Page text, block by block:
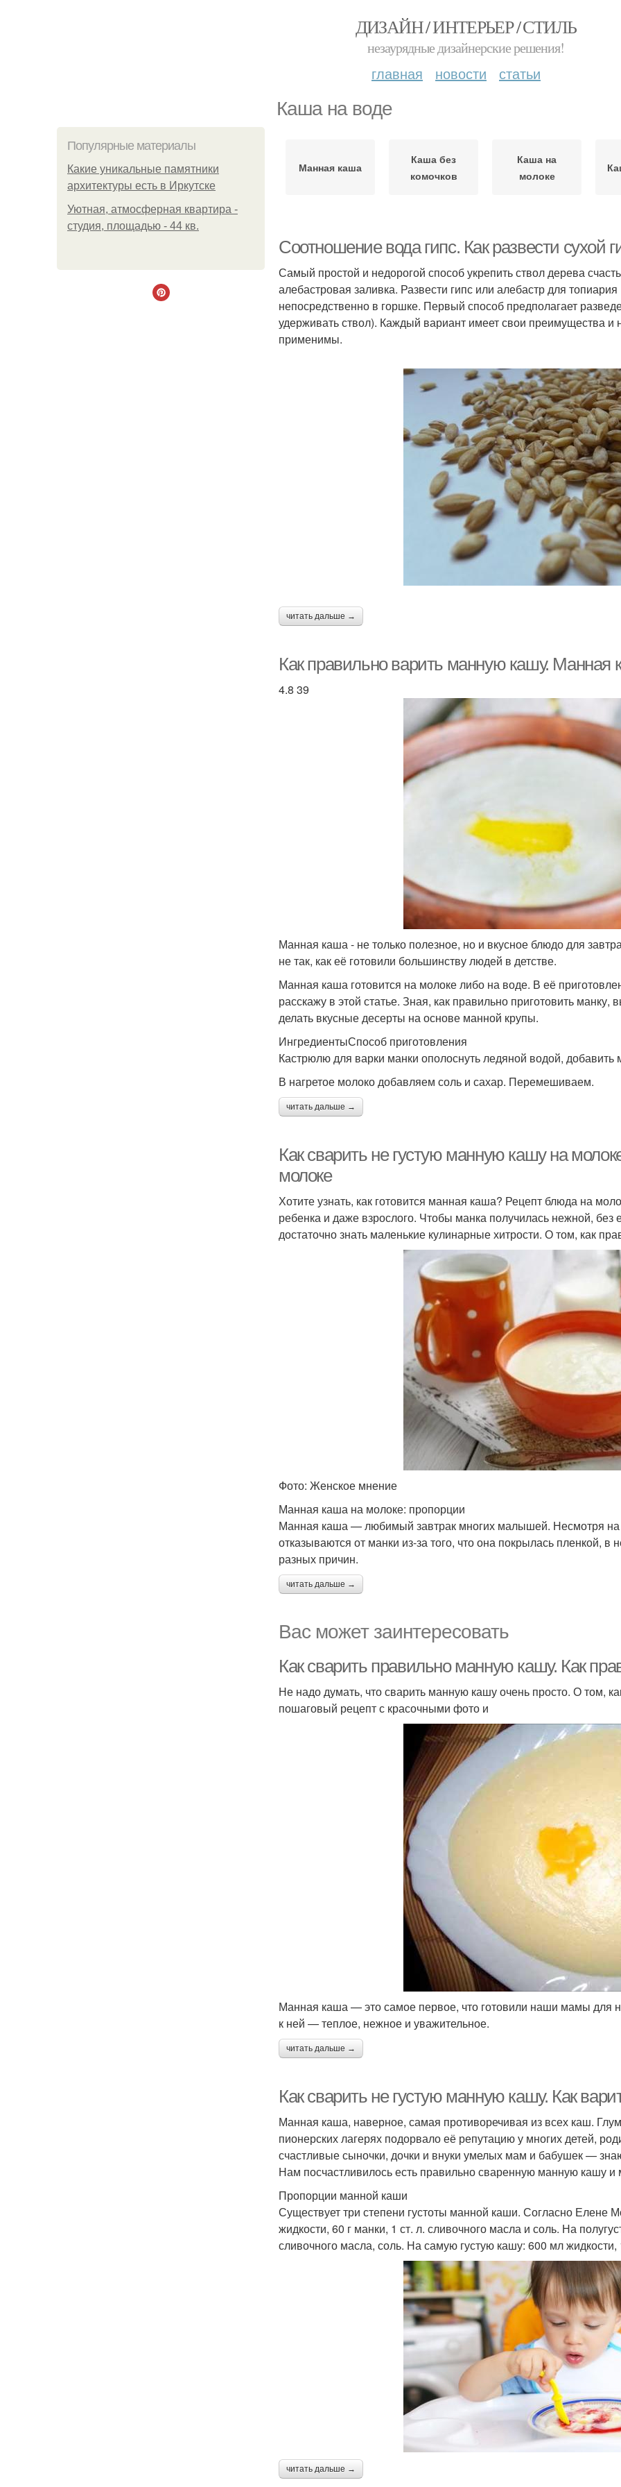
ДИЗАЙН / ИНТЕРЬЕР / СТИЛЬ
незаурядные дизайнерские решения!
главная новости статьи
Каша на воде
Популярные материалы
Какие уникальные памятники
архитектуры есть в Иркутске
Уютная, атмосферная квартира -
студия, площадью - 44 кв.
Манная каша
Каша без
комочков
Каша на
молоке
Соотношение вода гипс. Как развести сухой
Самый простой и недорогой способ укрепить ствол дерева
алебастровая заливка. Развести гипс или алебастр для
непосредственно в горшке. Первый способ предполагает
удерживать ствол). Каждый вариант имеет свои преимущества и
применимы.
читать дальше →
Как правильно варить манную кашу. Манная
4.8 39
Манная каша - не только полезное, но и вкусное блюдо для
не так, как её готовили большинству людей в детстве.
Манная каша готовится на молоке либо на воде. В её
расскажу в этой статье. Зная, как правильно приготовить
делать вкусные десерты на основе манной крупы.
ИнгредиентыСпособ приготовления
Кастрюлю для варки манки ополоснуть ледяной водой, добавить
В нагретое молоко добавляем соль и сахар. Перемешиваем.
читать дальше →
Как сварить не густую манную кашу на
молоке
Хотите узнать, как готовится манная каша? Рецепт блюда на
ребенка и даже взрослого. Чтобы манка получилась нежной, без
достаточно знать маленькие кулинарные хитрости. О том, как
Фото: Женское мнение
Манная каша на молоке: пропорции
Манная каша — любимый завтрак многих малышей. Несмотря на
отказываются от манки из-за того, что она покрылась пленкой,
разных причин.
читать дальше →
Вас может заинтересовать
Как сварить правильно манную кашу. Как
Не надо думать, что сварить манную кашу очень просто. О том,
пошаговый рецепт с красочными фото и
Манная каша — это самое первое, что готовили наши мамы для
к ней — теплое, нежное и уважительное.
читать дальше →
Как сварить не густую манную кашу. Как
Манная каша, наверное, самая противоречивая из всех каш.
пионерских лагерях подорвало её репутацию у многих детей,
счастливые сыночки, дочки и внуки умелых мам и бабушек —
Нам посчастливилось есть правильно сваренную манную кашу и
Пропорции манной каши
Существует три степени густоты манной каши. Согласно Елене
жидкости, 60 г манки, 1 ст. л. сливочного масла и соль. На
сливочного масла, соль. На самую густую кашу: 600 мл жидкости,
читать дальше →